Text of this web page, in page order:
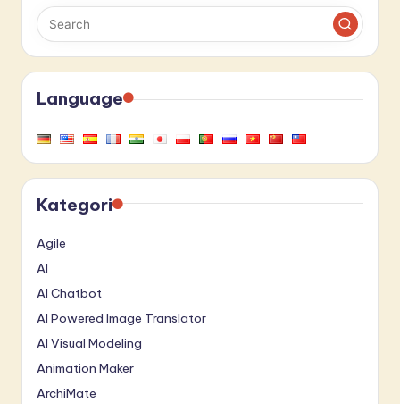
Language
Kategori
Agile
AI
AI Chatbot
AI Powered Image Translator
AI Visual Modeling
Animation Maker
ArchiMate